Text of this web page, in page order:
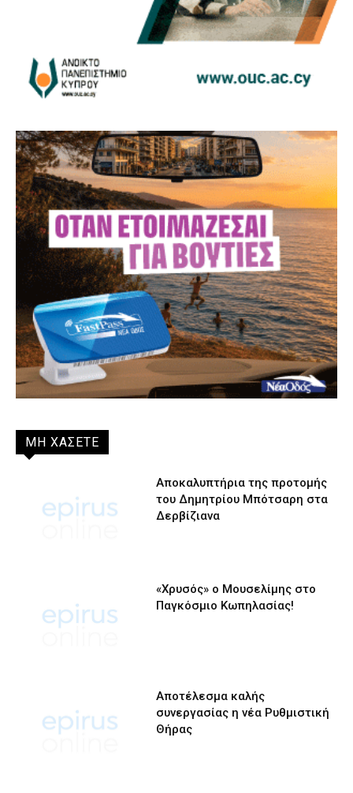
ΜΗ ΧΑΣΕΤΕ
Αποκαλυπτήρια της προτομής
του Δημητρίου Μπότσαρη στα
Δερβίζιανα
«Χρυσός» ο Μουσελίμης στο
Παγκόσμιο Κωπηλασίας!
Αποτέλεσμα καλής
συνεργασίας η νέα Ρυθμιστική
Θήρας